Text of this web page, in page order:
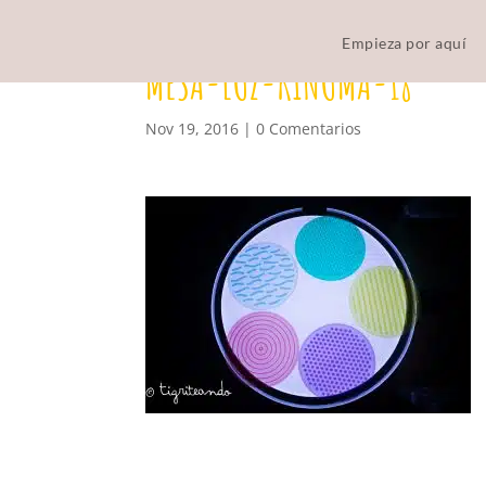
Empieza por aquí
MESA-LUZ-KINUMA-18
Nov 19, 2016 |0 Comentarios